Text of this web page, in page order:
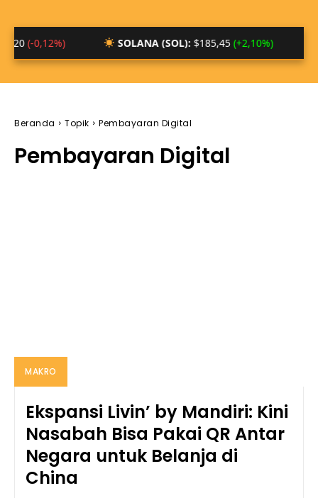
SOLANA (SOL):$185,45 (+2,10%)
Beranda Topik Pembayaran Digital
Pembayaran Digital
MAKRO
Ekspansi Livin’ by Mandiri: Kini
Nasabah Bisa Pakai QR Antar
Negara untuk Belanja di
China